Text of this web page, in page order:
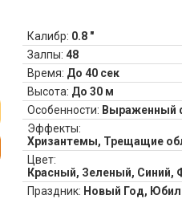
Калибр: 0.8 "
Залпы: 48
Время: До 40 сек
Высота: До 30 м
Особенности: Выраженный
Эффекты:
Хризантемы, Трещащие
Цвет:
Красный, Зеленый,
Праздник: Новый Год,